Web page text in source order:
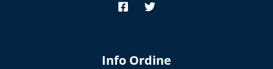
Info Ordine